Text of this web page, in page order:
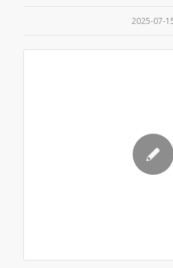
2025-07-